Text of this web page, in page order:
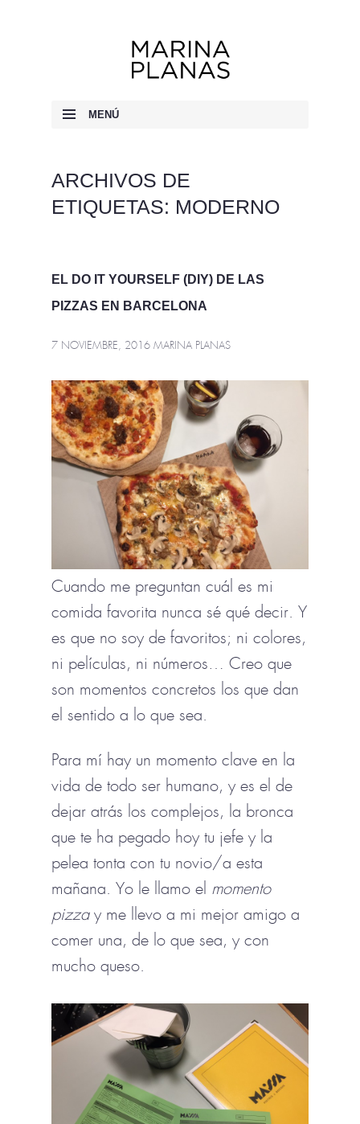
Marina Planas
MENÚ
ARCHIVOS DE
ETIQUETAS: MODERNO
EL DO IT YOURSELF (DIY) DE LAS
PIZZAS EN BARCELONA
7 NOVIEMBRE, 2016 MARINA PLANAS
Cuando me preguntan cuál es mi
comida favorita nunca sé qué decir. Y
es que no soy de favoritos; ni colores,
ni películas, ni números… Creo que
son momentos concretos los que dan
el sentido a lo que sea.
Para mí hay un momento clave en la
vida de todo ser humano, y es el de
dejar atrás los complejos, la bronca
que te ha pegado hoy tu jefe y la
pelea tonta con tu novio/a esta
mañana. Yo le llamo el momento
pizzay me llevo a mi mejor amigo a
comer una, de lo que sea, y con
mucho queso.